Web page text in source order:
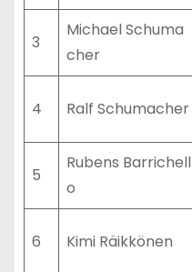
3
Michael Schuma
cher
4 Ralf Schumacher
5
Rubens Barrichell
o
6 Kimi Räikkönen